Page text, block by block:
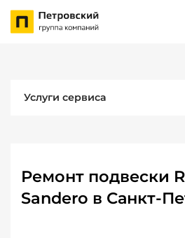
Услуги сервиса
Ремонт подвески
Sandero в Санкт-